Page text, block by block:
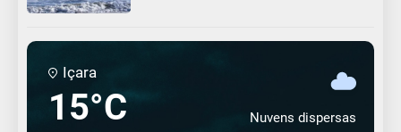
Içara
15°C Nuvens dispersas